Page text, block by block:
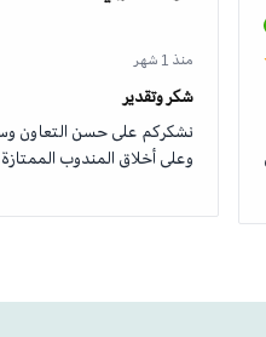
منذ 1 شهر
شكر وتقدير
نشكركم على حسن التعاون
وعلى أخلاق المندوب الممتازة